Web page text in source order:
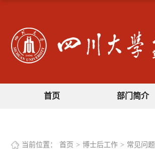
首页 部门简介
当前位置： 首页 > 博士后工作 > 常见问题